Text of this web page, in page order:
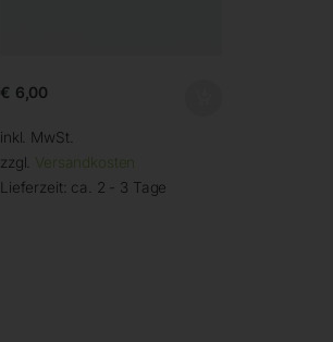
€ 6,00
inkl. MwSt.
zzgl. Versandkosten
Lieferzeit: ca. 2 - 3 Tage